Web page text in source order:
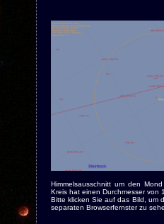
Himmelsausschnitt um den
Kreis hat einen Durchmesser von
Bitte klicken Sie auf das Bild, um
separaten Browserfernster zu